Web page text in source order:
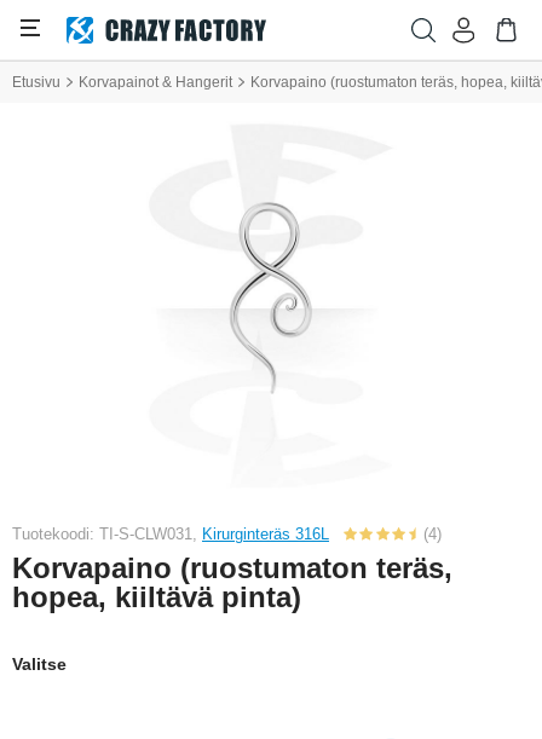
Etusivu Korvapainot & Hangerit Korvapaino (ruostumaton teräs, hopea,
Tuotekoodi: TI-S-CLW031, Kirurginteräs 316L (4)
Korvapaino (ruostumaton teräs,
hopea, kiiltävä pinta)
Valitse